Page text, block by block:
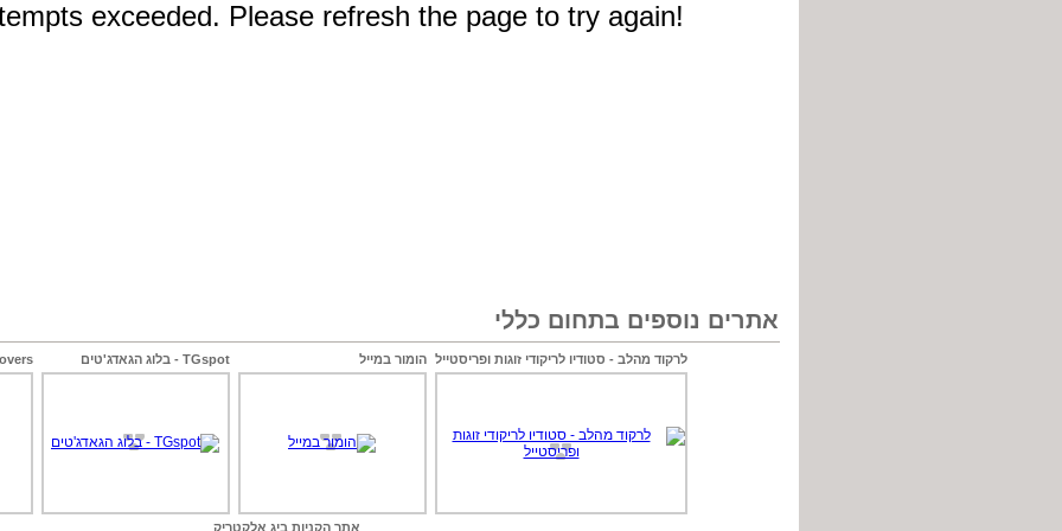
אתרים נוספים בתחום כללי
לרקוד מהלב - סטודיו לריקודי זוגות ופריסטייל הומור במייל TGspot - בלוג הגאדג'טים
אתר הקניות ביג אלקטריק